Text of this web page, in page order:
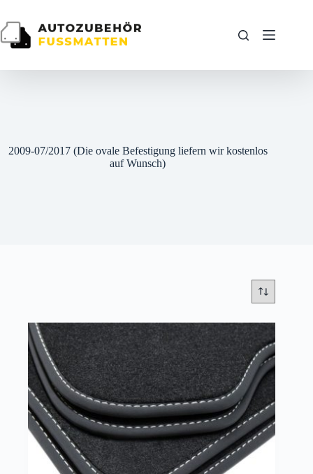
springen
2009-07/2017 (Die ovale Befestigung liefern wir kostenlos
auf Wunsch)